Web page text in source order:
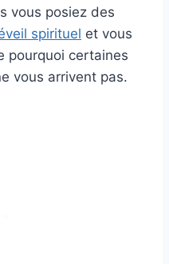
vous posiez des
spirituel et vous
pourquoi certaines
vous arrivent pas.